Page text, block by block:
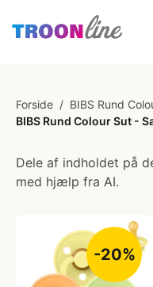
Forside / BIBS Rund
BIBS Rund Colour Sut -
Dele af indholdet på
med hjælp fra AI.
-20%